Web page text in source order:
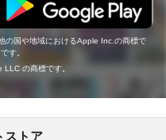
の国や地域におけるApple Inc.の商標で
す。
の商標です。
ストア